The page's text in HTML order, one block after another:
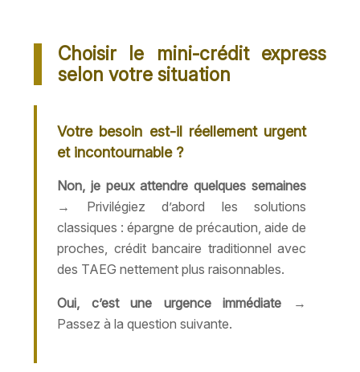
Choisir le mini-crédit express
selon votre situation
Votre besoin est-il réellement urgent
et incontournable ?
Non, je peux attendre quelques semaines
→ Privilégiez d’abord les solutions
classiques : épargne de précaution, aide de
proches, crédit bancaire traditionnel avec
des TAEG nettement plus raisonnables.
Oui, c’est une urgence immédiate →
Passez à la question suivante.